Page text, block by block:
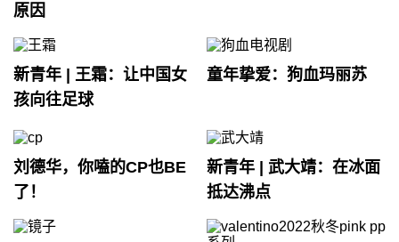
原因
新青年 | 王霜：让中国女
孩向往足球
童年挚爱：狗血玛丽苏
刘德华，你嗑的CP也BE
了！
新青年 | 武大靖：在冰面
抵达沸点